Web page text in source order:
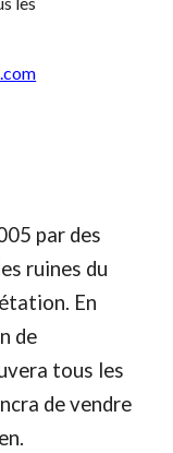
par des
ruines du
En
de
tous les
de vendre